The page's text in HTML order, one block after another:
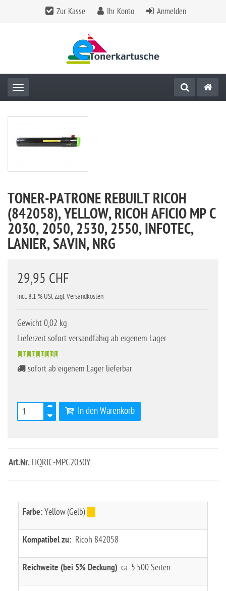
Zur Kasse Ihr Konto Anmelden
Toggle navigation
TONER-PATRONE REBUILT RICOH
(842058), YELLOW, RICOH AFICIO MP C
2030, 2050, 2530, 2550, INFOTEC,
LANIER, SAVIN, NRG
29,95 CHF
incl. 8.1 % USt zzgl. Versandkosten
Gewicht 0,02 kg
Lieferzeit sofort versandfähig ab eigenem Lager
sofort ab eigenem Lager lieferbar
In den Warenkorb
Art.Nr. HQRIC-MPC2030Y
Farbe: Yellow (Gelb)
Kompatibel zu: Ricoh 842058
Reichweite (bei 5% Deckung): ca. 5.500 Seiten